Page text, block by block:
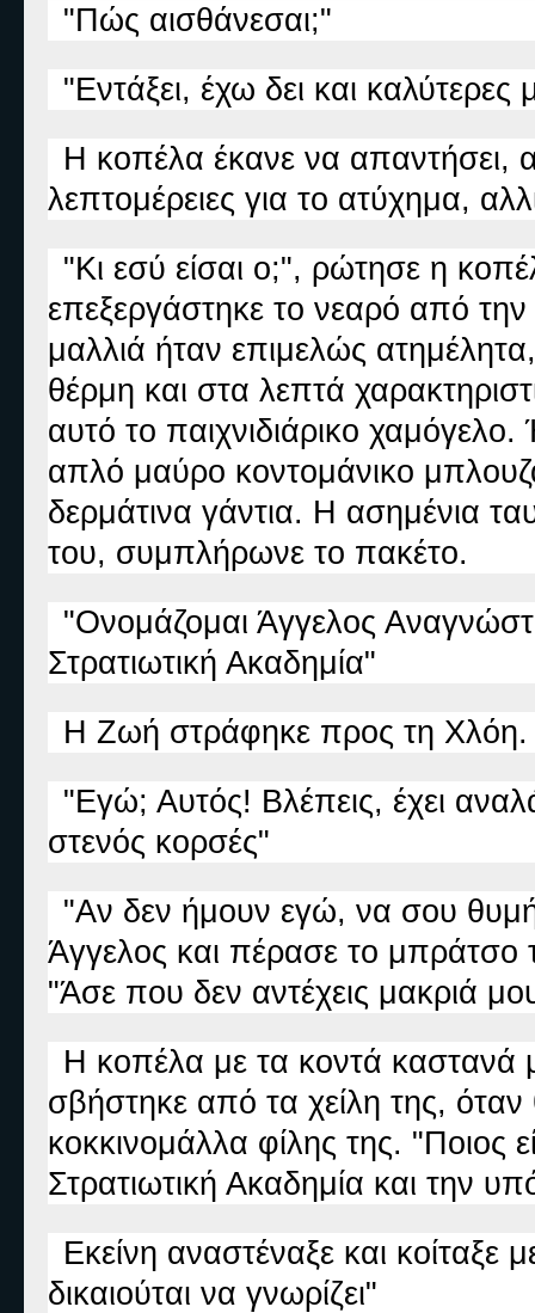
"Πώς αισθάνεσαι;"
"Εντάξει, έχω δει και
Η κοπέλα έκανε να απαντήσει,
λεπτομέρειες για το ατύχημα,
"Κι εσύ είσαι ο;", ρώτησε η
επεξεργάστηκε το νεαρό από
μαλλιά ήταν επιμελώς
θέρμη και στα λεπτά
αυτό το παιχνιδιάρικο
απλό μαύρο κοντομάνικο
δερμάτινα γάντια. Η ασημένια
του, συμπλήρωνε το πακέτο.
"Ονομάζομαι Άγγελος
Στρατιωτική Ακαδημία"
Η Ζωή στράφηκε προς τη Χλόη.
"Εγώ; Αυτός! Βλέπεις, έχει
στενός κορσές"
"Αν δεν ήμουν εγώ, να σου
Άγγελος και πέρασε το
"Άσε που δεν αντέχεις μακριά
Η κοπέλα με τα κοντά καστανά
σβήστηκε από τα χείλη της,
κοκκινομάλλα φίλης της. "Ποιος
Στρατιωτική Ακαδημία και την
Εκείνη αναστέναξε και
δικαιούται να γνωρίζει"